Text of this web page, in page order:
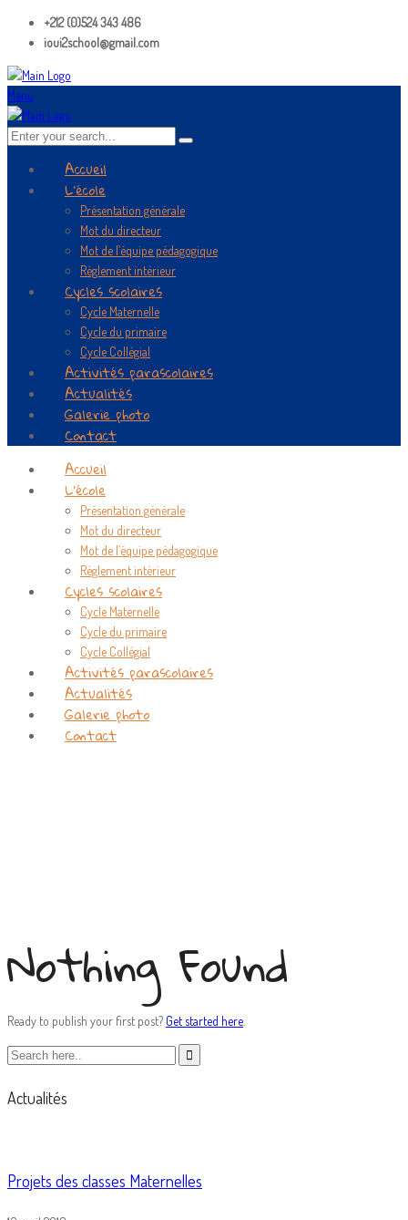
+212 (0)524 343 486
ioui2school@gmail.com
Menu
Accueil
L’école
Présentation générale
Mot du directeur
Mot de l’équipe pédagogique
Règlement intérieur
Cycles scolaires
Cycle Maternelle
Cycle du primaire
Cycle Collégial
Activités parascolaires
Actualités
Galerie photo
Contact
Accueil
L’école
Présentation générale
Mot du directeur
Mot de l’équipe pédagogique
Règlement intérieur
Cycles scolaires
Cycle Maternelle
Cycle du primaire
Cycle Collégial
Activités parascolaires
Actualités
Galerie photo
Contact
Nothing Found
Ready to publish your first post? Get started here
Actualités
Projets des classes Maternelles